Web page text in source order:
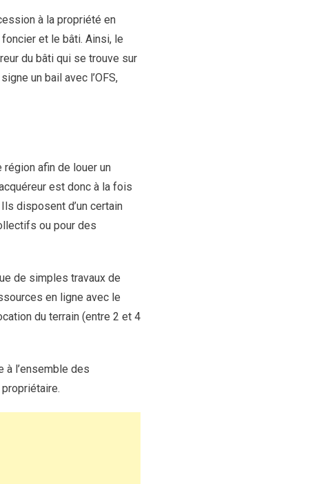
à la propriété en
et le bâti. Ainsi, le
du bâti qui se trouve sur
un bail avec l’OFS,
région afin de louer un
est donc à la fois
disposent d’un certain
ou pour des
de simples travaux de
en ligne avec le
du terrain (entre 2 et 4
à l’ensemble des